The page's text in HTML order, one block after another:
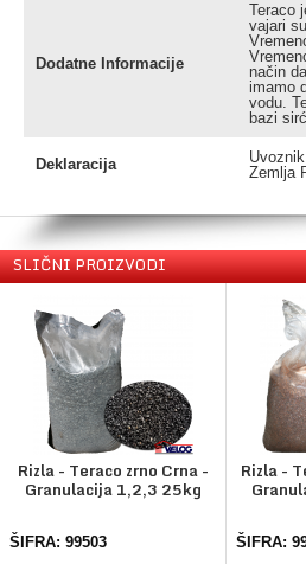
Dodatne Informacije
Teraco
vajari
način
imamo
vodu.
bazi
Deklaracija
Zemlja
SLIČNI PROIZVODI
Rizla - Teraco zrno Crna -
Granulacija 1,2,3 25kg
ŠIFRA: 99503
Rizla -
ŠIFRA: